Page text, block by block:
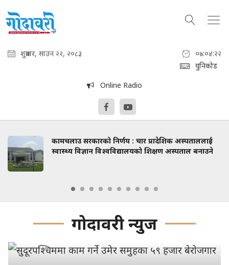
शुक्रबार, साउन २२, २०८३
०७:०४:२३
युनिकोड
Online Radio
कामचलाउ सरकारको निर्णय : चार प्रादेशिक अस्पताललाई
स्वास्थ्य विज्ञान विश्वविद्यालयको शिक्षण अस्पताल बनाउने
गोदावरी न्युज